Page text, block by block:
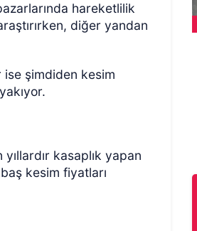
hareketlilik
diğer yandan
şimdiden kesim
kasaplık yapan
kesim fiyatları